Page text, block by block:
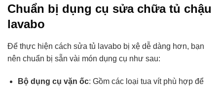
Chuẩn bị dụng cụ sửa chữa tủ chậu
lavabo
Để thực hiện cách sửa tủ lavabo bị xệ dễ dàng hơn, bạn
nên chuẩn bị sẵn vài món dụng cụ như sau:
Bộ dụng cụ vặn ốc: Gồm các loại tua vít phù hợp để